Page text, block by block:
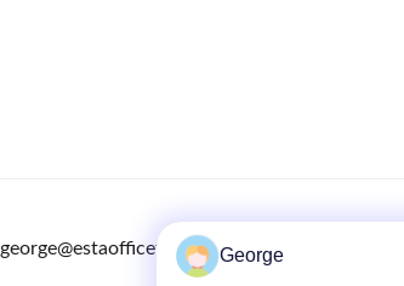
george@estaofficetech.com 8615986723295
George